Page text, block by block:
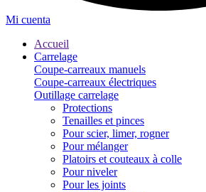
Mi cuenta
Accueil
Carrelage
Coupe-carreaux manuels
Coupe-carreaux électriques
Outillage carrelage
Protections
Tenailles et pinces
Pour scier, limer, rogner
Pour mélanger
Platoirs et couteaux à colle
Pour niveler
Pour les joints